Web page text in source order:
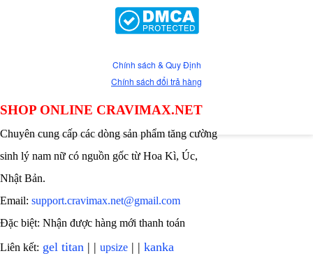
Chính sách & Quy Định
Chính sách đổi trả hàng
SHOP ONLINE CRAVIMAX.NET
Chuyên cung cấp các dòng sản phẩm tăng cường
sinh lý nam nữ có nguồn gốc từ Hoa Kì, Úc,
Nhật Bản.
Email: support.cravimax.net@gmail.com
Đặc biệt: Nhận được hàng mới thanh toán
Liên kết: gel titan | | upsize | | kanka